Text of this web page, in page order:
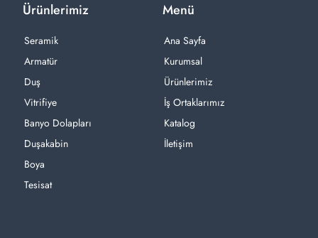
Menü
Ana Sayfa
Kurumsal
Ürünlerimiz
İş Ortaklarımız
Katalog
İletişim
Ürünlerimiz
Seramik
Armatür
Duş
Vitrifiye
Banyo Dolapları
Duşakabin
Boya
Tesisat